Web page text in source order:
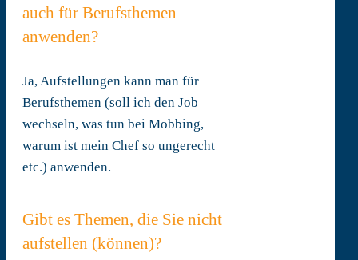
auch für Berufsthemen
anwenden?
Ja, Aufstellungen kann man für
Berufsthemen (soll ich den Job
wechseln, was tun bei Mobbing,
warum ist mein Chef so ungerecht
etc.) anwenden.
Gibt es Themen, die Sie nicht
aufstellen (können)?